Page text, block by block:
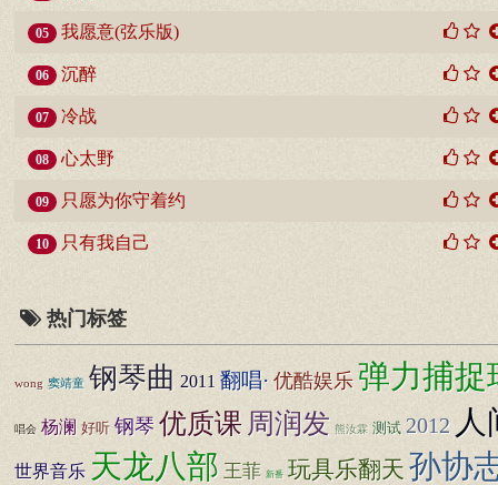
05 我愿意(弦乐版)
06 沉醉
07 冷战
08 心太野
09 只愿为你守着约
10 只有我自己
热门标签
wong 窦靖童 钢琴曲 2011 翻唱· 优酷娱乐 弹力捕捉
唱会 杨澜 好听 钢琴 优质课 周润发 熊汝霖 测试 2012 人
世界音乐 天龙八部 王菲 新番 玩具乐翻天 孙协